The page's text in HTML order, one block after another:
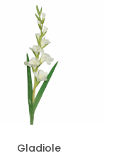
Gladiole